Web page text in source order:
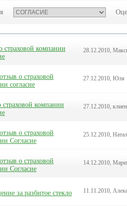
страховой компании
28.12.2010,
о страховой
согласие
27.12.2010, Юля
страховой компании
27.12.2010,
о страховой
Согласие
25.12.2010,
о страховой
Согласие
14.12.2010,
за разбитое стекло 11.11.2010,